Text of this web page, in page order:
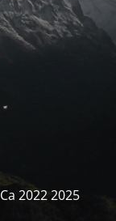
2022 2025